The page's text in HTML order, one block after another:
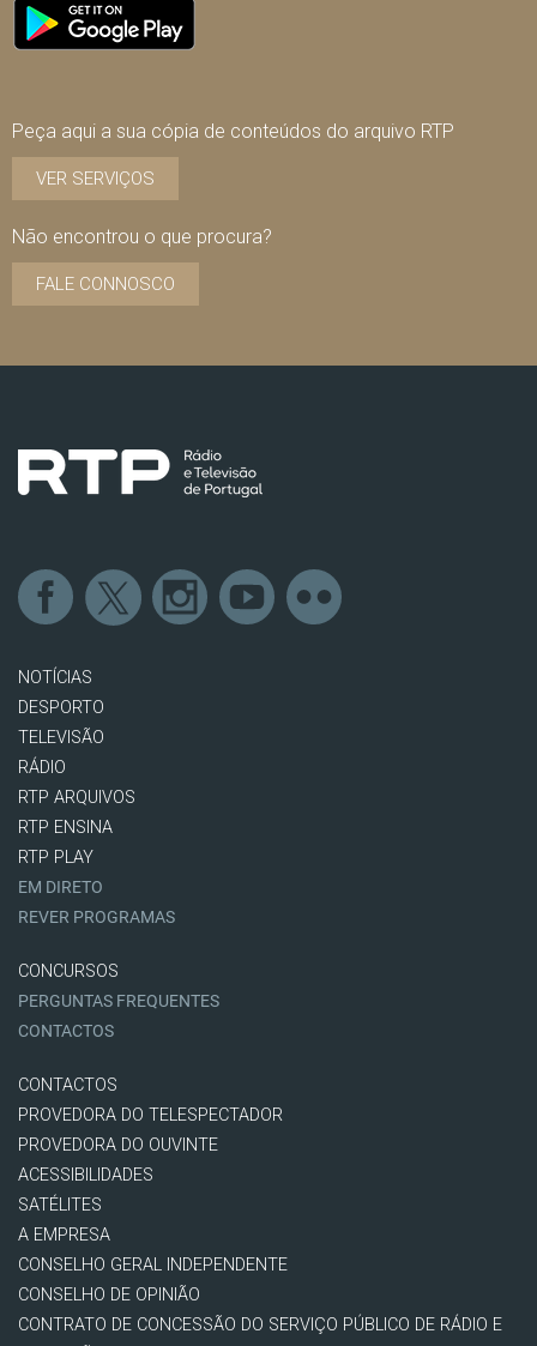
Peça aqui a sua cópia de conteúdos do arquivo RTP
VER SERVIÇOS
Não encontrou o que procura?
FALE CONNOSCO
NOTÍCIAS
DESPORTO
TELEVISÃO
RÁDIO
RTP ARQUIVOS
RTP ENSINA
RTP PLAY
EM DIRETO
REVER PROGRAMAS
CONCURSOS
PERGUNTAS FREQUENTES
CONTACTOS
CONTACTOS
PROVEDORA DO TELESPECTADOR
PROVEDORA DO OUVINTE
ACESSIBILIDADES
SATÉLITES
A EMPRESA
CONSELHO GERAL INDEPENDENTE
CONSELHO DE OPINIÃO
CONTRATO DE CONCESSÃO DO SERVIÇO PÚBLICO DE RÁDIO E